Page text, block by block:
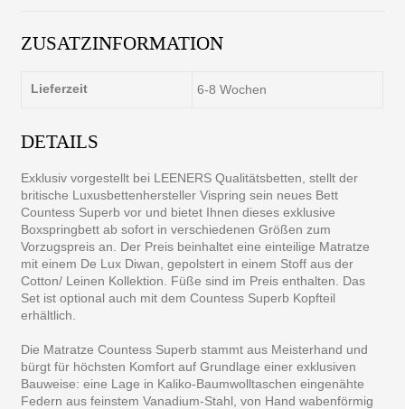
ZUSATZINFORMATION
Lieferzeit 6-8 Wochen
DETAILS
Exklusiv vorgestellt bei LEENERS Qualitätsbetten, stellt der
britische Luxusbettenhersteller Vispring sein neues Bett
Countess Superb vor und bietet Ihnen dieses exklusive
Boxspringbett ab sofort in verschiedenen Größen zum
Vorzugspreis an. Der Preis beinhaltet eine einteilige Matratze
mit einem De Lux Diwan, gepolstert in einem Stoff aus der
Cotton/ Leinen Kollektion. Füße sind im Preis enthalten. Das
Set ist optional auch mit dem Countess Superb Kopfteil
erhältlich.
Die Matratze Countess Superb stammt aus Meisterhand und
bürgt für höchsten Komfort auf Grundlage einer exklusiven
Bauweise: eine Lage in Kaliko-Baumwolltaschen eingenähte
Federn aus feinstem Vanadium-Stahl, von Hand wabenförmig